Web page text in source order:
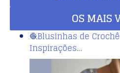
OS MAIS
🧶Blusinhas de
Inspirações…